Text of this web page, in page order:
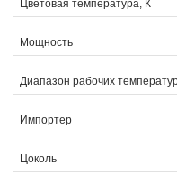
Цветовая температура, К
Мощность
Диапазон рабочих
Импортер
Цоколь